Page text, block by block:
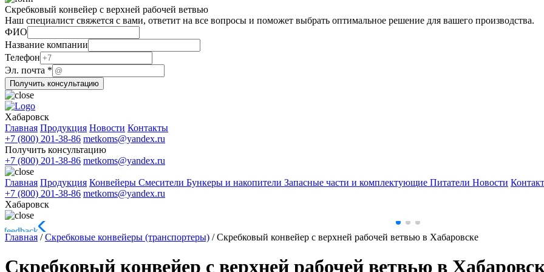
Скребковый конвейер с верхней рабочей ветвью
Наш специалист свяжется с вами, ответит на все вопросы и поможет выбрать оптимальное решение для вашего производства.
ФИО
Название компании
компании
Название
Название
Телефон
Эл. почта *
Получить консультацию
Хабаровск
Главная Продукция Новости Контакты
+7 (800) 201-38-86 metkoms@yandex.ru
Получить консультацию
+7 (800) 201-38-86 metkoms@yandex.ru
Главная Продукция Конвейеры Смесители Бункеры и накопители Запасные части и комплектующие Питатели Новости
+7 (800) 201-38-86 metkoms@yandex.ru
Хабаровск
Главная /Скребковые конвейеры (транспортеры) /Скребковый конвейер с верхней рабочей ветвью в Хабаровске
Скребковый конвейер с верхней рабочей ветвью в